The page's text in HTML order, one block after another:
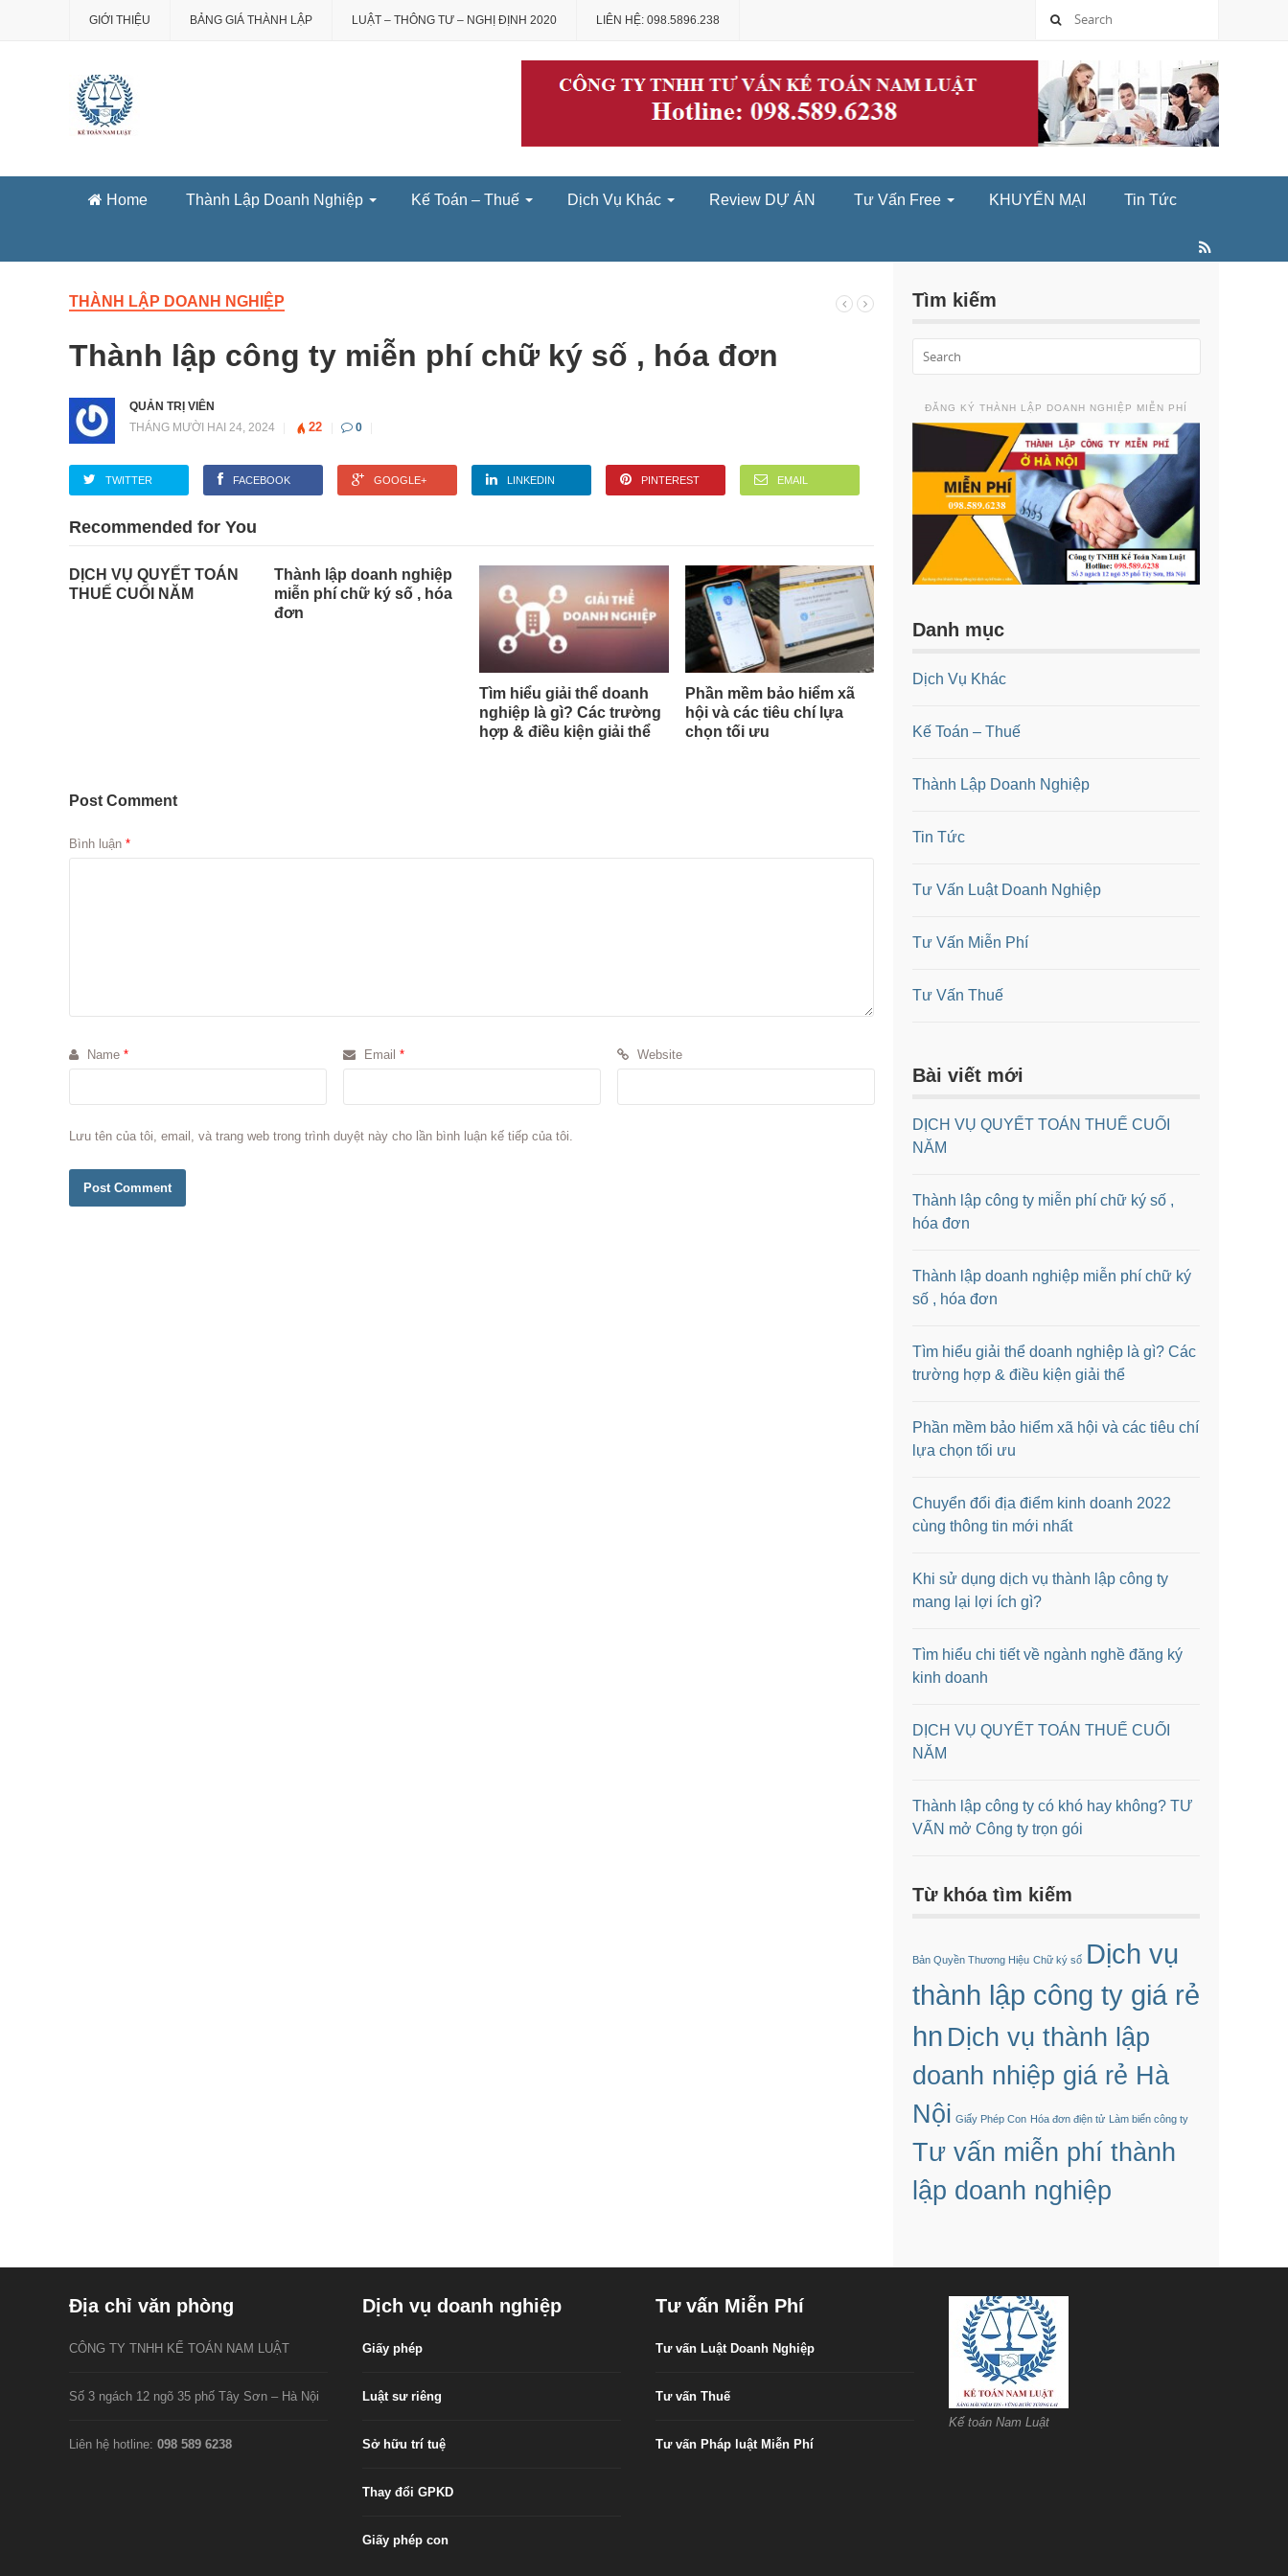
GIỚI THIỆU BẢNG GIÁ THÀNH LẬP LUẬT – THÔNG TƯ – NGHỊ ĐỊNH 2020 LIÊN HỆ: 098.5896.238
Home Thành Lập Doanh Nghiệp Kế Toán – Thuế Dịch Vụ Khác Review DỰ ÁN Tư Vấn Free KHUYẾN MẠI Tin Tức
THÀNH LẬP DOANH NGHIỆP
Thành lập công ty miễn phí chữ ký số , hóa đơn
QUẢN TRỊ VIÊN
THÁNG MƯỜI HAI 24, 2024
22 0
TWITTER FACEBOOK GOOGLE+ LINKEDIN PINTEREST EMAIL
Recommended for You
DỊCH VỤ QUYẾT TOÁN
THUẾ CUỐI NĂM
Thành lập doanh nghiệp
miễn phí chữ ký số , hóa
đơn
Tìm hiểu giải thể doanh
nghiệp là gì? Các trường
hợp & điều kiện giải thể
Phần mềm bảo hiểm xã
hội và các tiêu chí lựa
chọn tối ưu
Post Comment
Bình luận *
Name * Email * Website
Lưu tên của tôi, email, và trang web trong trình duyệt này cho lần bình luận kế tiếp của tôi.
Tìm kiếm
ĐĂNG KÝ THÀNH LẬP DOANH NGHIỆP MIỄN PHÍ
Danh mục
Dịch Vụ Khác
Kế Toán – Thuế
Thành Lập Doanh Nghiệp
Tin Tức
Tư Vấn Luật Doanh Nghiệp
Tư Vấn Miễn Phí
Tư Vấn Thuế
Bài viết mới
DỊCH VỤ QUYẾT TOÁN THUẾ CUỐI
NĂM
Thành lập công ty miễn phí chữ ký số ,
hóa đơn
Thành lập doanh nghiệp miễn phí chữ ký
số , hóa đơn
Tìm hiểu giải thể doanh nghiệp là gì? Các
trường hợp & điều kiện giải thể
Phần mềm bảo hiểm xã hội và các tiêu chí
lựa chọn tối ưu
Chuyển đổi địa điểm kinh doanh 2022
cùng thông tin mới nhất
Khi sử dụng dịch vụ thành lập công ty
mang lại lợi ích gì?
Tìm hiểu chi tiết về ngành nghề đăng ký
kinh doanh
DỊCH VỤ QUYẾT TOÁN THUẾ CUỐI
NĂM
Thành lập công ty có khó hay không? TƯ
VẤN mở Công ty trọn gói
Từ khóa tìm kiếm
Bản Quyền Thương Hiệu Chữ ký số Dịch vụ
thành lập công ty giá rẻ
hn Dịch vụ thành lập
doanh nhiệp giá rẻ Hà
Nội Giấy Phép Con Hóa đơn điện tử Làm biển công ty
Tư vấn miễn phí thành
lập doanh nghiệp
Địa chỉ văn phòng
CÔNG TY TNHH KẾ TOÁN NAM LUẬT
Số 3 ngách 12 ngõ 35 phố Tây Sơn – Hà Nội
Liên hệ hotline: 098 589 6238
Dịch vụ doanh nghiệp
Giấy phép
Luật sư riêng
Sở hữu trí tuệ
Thay đổi GPKD
Giấy phép con
Tư vấn Miễn Phí
Tư vấn Luật Doanh Nghiệp
Tư vấn Thuế
Tư vấn Pháp luật Miễn Phí
Kế toán Nam Luật